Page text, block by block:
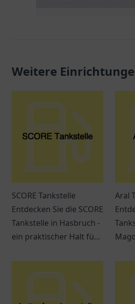
Weitere
SCORE Tankstelle
Entdecken Sie die SCORE
Tankstelle in Hasbruch -
ein praktischer Halt für
freundlichen Service.
Aral